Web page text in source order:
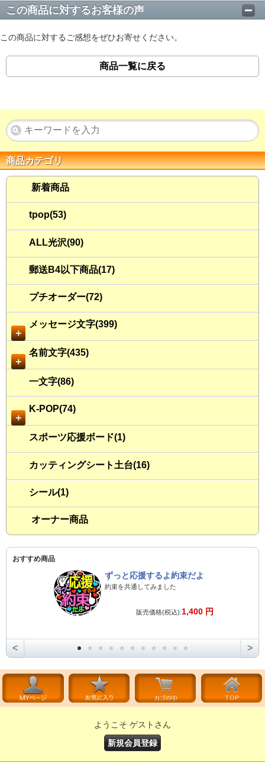
この商品に対するお客様の声
この商品に対するご感想をぜひお寄せください。
商品一覧に戻る
商品カテゴリ
新着商品
tpop(53)
ALL光沢(90)
郵送B4以下商品(17)
プチオーダー(72)
＋
メッセージ文字(399)
＋
名前文字(435)
一文字(86)
＋
K-POP(74)
スポーツ応援ボード(1)
カッティングシート土台(16)
シール(1)
オーナー商品
おすすめ商品
ずっと応援するよ約束だよ
約束を共通してみました
販売価格(税込):1,400 円
< >
ようこそ ゲストさん
新規会員登録